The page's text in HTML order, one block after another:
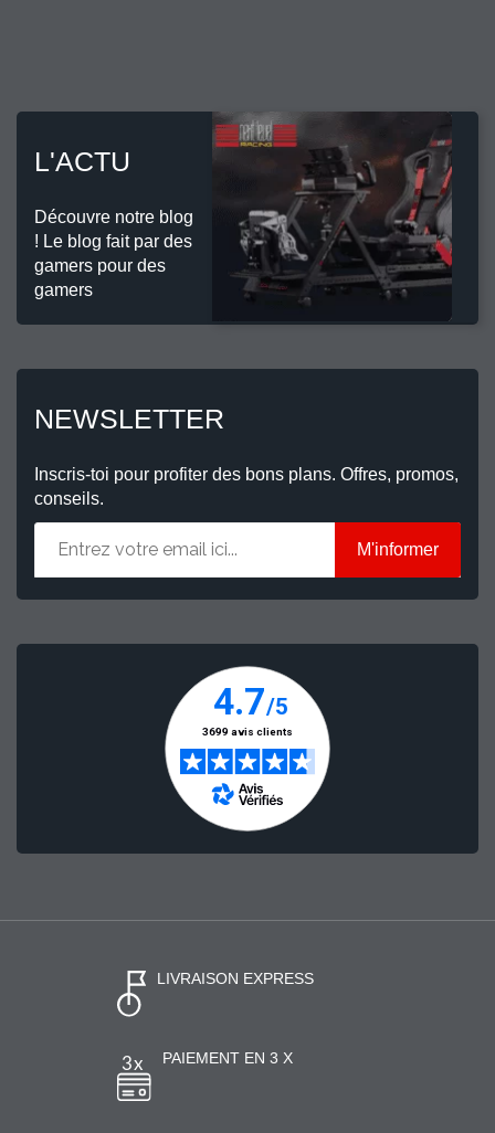
L'ACTU
Découvre notre blog
! Le blog fait par des
gamers pour des
gamers
NEWSLETTER
Inscris-toi pour profiter des bons plans. Offres, promos,
conseils.
M'informer
LIVRAISON EXPRESS
PAIEMENT EN 3 X